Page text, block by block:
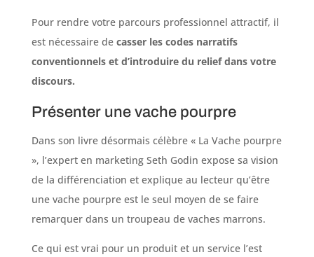
Pour rendre votre parcours professionnel attractif, il
est nécessaire de casser les codes narratifs
conventionnels et d’introduire du relief dans votre
discours.
Présenter une vache pourpre
Dans son livre désormais célèbre « La Vache pourpre
», l’expert en marketing Seth Godin expose sa vision
de la différenciation et explique au lecteur qu’être
une vache pourpre est le seul moyen de se faire
remarquer dans un troupeau de vaches marrons.
Ce qui est vrai pour un produit et un service l’est